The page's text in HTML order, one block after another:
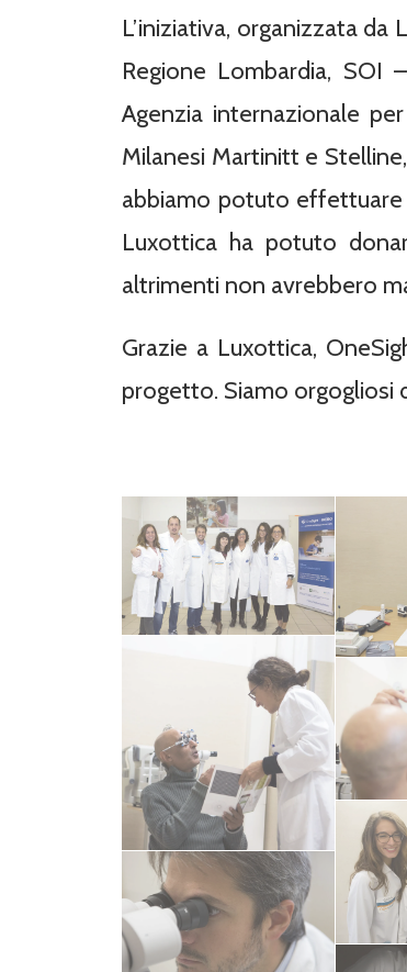
L’iniziativa, organizzata
Regione Lombardia,
Agenzia internazionale
Milanesi Martinitt e Stelline,
abbiamo potuto
Luxottica ha potuto
altrimenti non avrebbero
Grazie a Luxottica,
progetto. Siamo orgogliosi